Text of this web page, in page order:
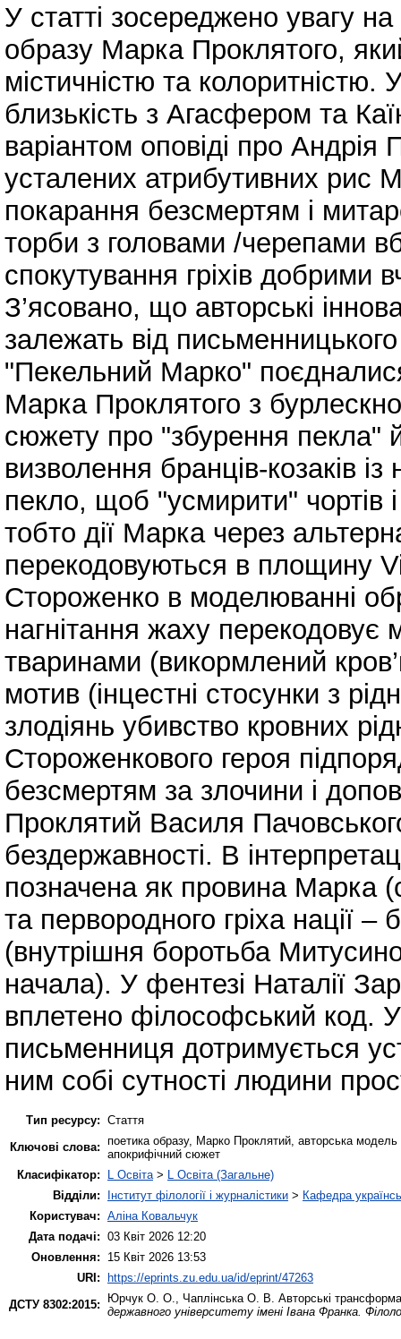
У статті зосереджено увагу
образу Марка Проклятого,
містичністю та колоритністю.
близькість з Агасфером та
варіантом оповіді про
усталених атрибутивних рис
покарання безсмертям і
торби з головами /черепами
спокутування гріхів
З’ясовано, що авторські
залежать від
"Пекельний Марко"
Марка Проклятого з
сюжету про "збурення пекла"
визволення бранців-козаків
пекло, щоб "усмирити" чортів
тобто дії Марка через
перекодовуються в площину
Стороженко в моделюванні
нагнітання жаху перекодовує
тваринами (викормлений
мотив (інцестні стосунки з
злодіянь убивство кровних
Стороженкового героя
безсмертям за злочини і
Проклятий Василя
бездержавності. В
позначена як провина Марка
та первородного гріха нації –
(внутрішня боротьба
начала). У фентезі Наталії
вплетено філософський код. У
письменниця дотримується
ним собі сутності людини
Тип ресурсу: Стаття
Ключові слова: поетика образу, Марко Проклятий, авторська модель
апокрифічний сюжет
Класифікатор:
L Освіта > L Освіта (Загальне)
Відділи:
Інститут філології і журналістики > Кафедра
Користувач: Аліна Ковальчук
Дата подачі: 03 Квіт 2026 12:20
Оновлення:
15 Квіт 2026 13:53
URI: https://eprints.zu.edu.ua/id/eprint/47263
ДСТУ 8302:2015:
Юрчук О. О. Чаплінська О. В. Авторські
державного університету імені Івана Франка.